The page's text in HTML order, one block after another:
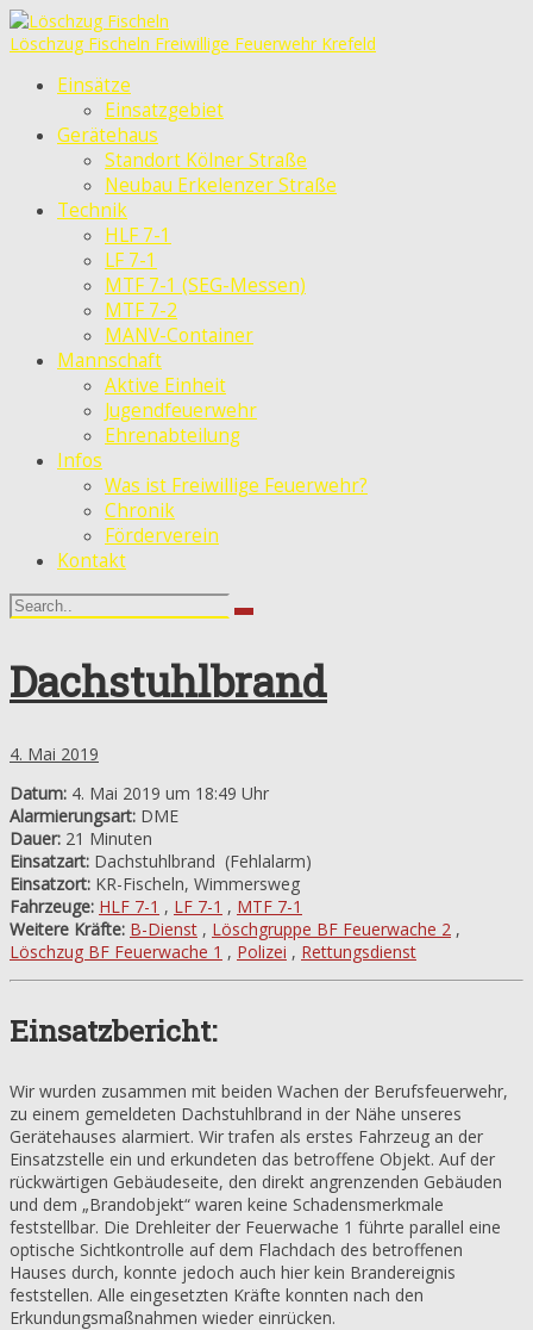
Löschzug Fischeln Freiwillige Feuerwehr Krefeld
Einsätze
Einsatzgebiet
Gerätehaus
Standort Kölner Straße
Neubau Erkelenzer Straße
Technik
HLF 7-1
LF 7-1
MTF 7-1 (SEG-Messen)
MTF 7-2
MANV-Container
Mannschaft
Aktive Einheit
Jugendfeuerwehr
Ehrenabteilung
Infos
Was ist Freiwillige Feuerwehr?
Chronik
Förderverein
Kontakt
Dachstuhlbrand
4. Mai 2019
Datum: 4. Mai 2019 um 18:49 Uhr
Alarmierungsart: DME
Dauer: 21 Minuten
Einsatzart: Dachstuhlbrand (Fehlalarm)
Einsatzort: KR-Fischeln, Wimmersweg
Fahrzeuge: HLF 7-1 , LF 7-1 , MTF 7-1
Weitere Kräfte: B-Dienst , Löschgruppe BF Feuerwache 2 ,
Löschzug BF Feuerwache 1 , Polizei , Rettungsdienst
Einsatzbericht:
Wir wurden zusammen mit beiden Wachen der Berufsfeuerwehr,
zu einem gemeldeten Dachstuhlbrand in der Nähe unseres
Gerätehauses alarmiert. Wir trafen als erstes Fahrzeug an der
Einsatzstelle ein und erkundeten das betroffene Objekt. Auf der
rückwärtigen Gebäudeseite, den direkt angrenzenden Gebäuden
und dem „Brandobjekt“ waren keine Schadensmerkmale
feststellbar. Die Drehleiter der Feuerwache 1 führte parallel eine
optische Sichtkontrolle auf dem Flachdach des betroffenen
Hauses durch, konnte jedoch auch hier kein Brandereignis
feststellen. Alle eingesetzten Kräfte konnten nach den
Erkundungsmaßnahmen wieder einrücken.